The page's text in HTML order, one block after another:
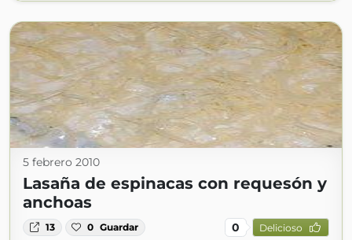
5 febrero 2010
Lasaña de espinacas con requesón y
anchoas
13 0 Guardar 0 Delicioso